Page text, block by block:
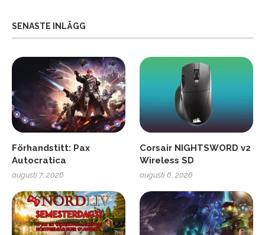
SENASTE INLÄGG
Förhandstitt: Pax
Autocratica
augusti 7, 2026
Corsair NIGHTSWORD v2
Wireless SD
augusti 6, 2026